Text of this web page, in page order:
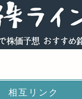
相互リンク